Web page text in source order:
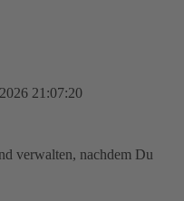
21:07:20
verwalten, nachdem Du